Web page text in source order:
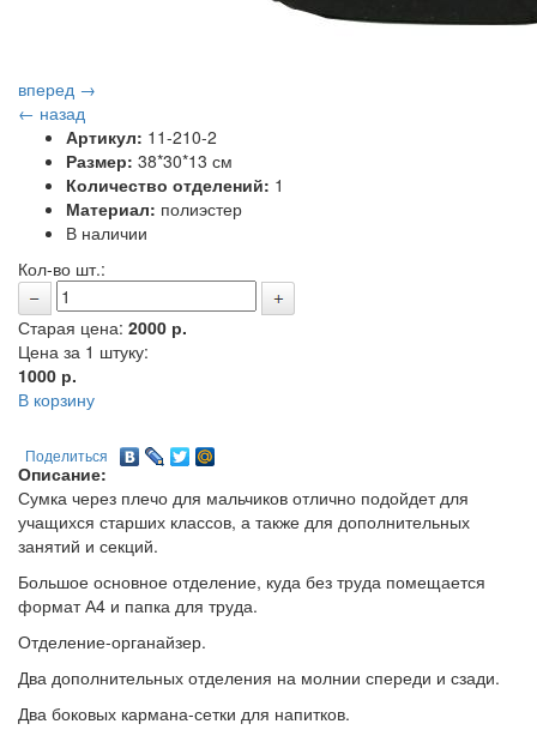
вперед →
← назад
Артикул: 11-210-2
Размер: 38*30*13 см
Количество отделений: 1
Материал: полиэстер
В наличии
Кол-во шт.:
Старая цена: 2000 р.
Цена за 1 штуку:
1000 р.
В корзину
Поделиться
Описание:
Сумка через плечо для мальчиков отлично подойдет для
учащихся старших классов, а также для дополнительных
занятий и секций.
Большое основное отделение, куда без труда помещается
формат А4 и папка для труда.
Отделение-органайзер.
Два дополнительных отделения на молнии спереди и сзади.
Два боковых кармана-сетки для напитков.